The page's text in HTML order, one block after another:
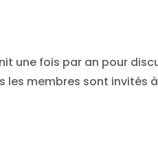
une fois par an pour
les membres sont invités